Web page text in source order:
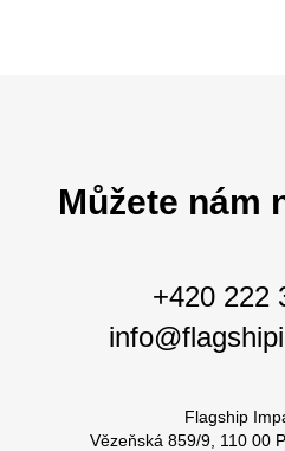
Můžete nám
+420 222
Flagship
Vězeňská 859/9, 110 00